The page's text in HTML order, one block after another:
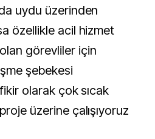
uydu üzerinden
özellikle acil hizmet
görevliler için
şebekesi
olarak çok sıcak
üzerine çalışıyoruz